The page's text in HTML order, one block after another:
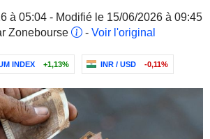
à 05:04 - Modifié le 15/06/2026 à 09:45
Zonebourse
- Voir l'original
INDEX +1,13% INR / USD -0,11%